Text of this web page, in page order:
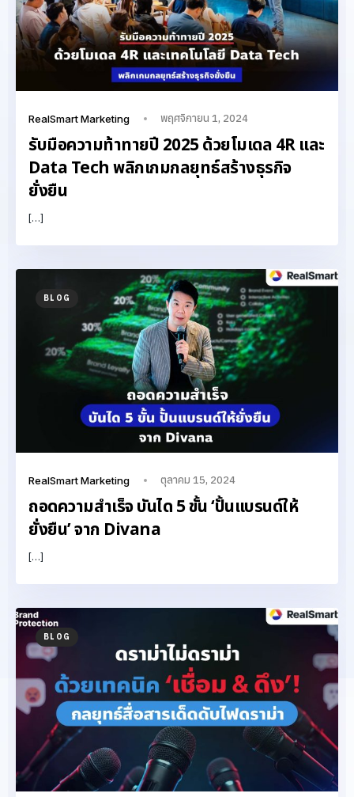
RealSmart Marketing พฤศจิกายน 1, 2024
รับมือความท้าทายปี 2025 ด้วยโมเดล 4R และ
Data Tech พลิกเกมกลยุทธ์สร้างธุรกิจ
ยั่งยืน
[…]
BLOG
RealSmart Marketing ตุลาคม 15, 2024
ถอดความสำเร็จ บันได 5 ขั้น ‘ปั้นแบรนด์ให้
ยั่งยืน’ จาก Divana
[…]
BLOG